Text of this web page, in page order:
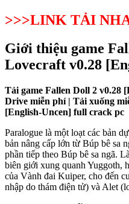
>>>LINK TẢI
Giới thiệu game
Lovecraft v0.28
Tải game Fallen Doll 2 v0.28
Drive miễn phí | Tải xuống
[English-Uncen] full crack pc
Paralogue là một loạt các bản
bản nâng cấp lớn từ Búp bê sa
phần tiếp theo Búp bê sa ngã.
biên giới xung quanh Yuggoth,
của Vành đai Kuiper, cho đến
nhập do thám điện tử) và Alet